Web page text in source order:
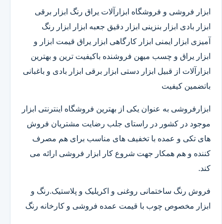
ابزار فروشی و فروشگاه ابزارآلات یراق رنگ ابزار برقی
ابزار بادی ابزار بنزینی ابزار دقیق​ جعبه ابزار ابزار رنگ
آمیزی ابزار ایمنی ابزار کارگاهی ابزار یراق قیمت ابزار و
ابزار یراق و چسب میهن فروشنده باکیفیت ترین و بهترین
ابزارآلات از قبیل ابزار دستی ابزار برقی ابزار بادی و باغبانی
باتضمین کیفیت
ابزارفروشی به عنوان یکی از بهترین فروشگاه اینترنتی ابزار
موجود در کشور در راستای جلب رضایت مشتریان فروش
های تکی و عمده با تخفیف های مناسب برای هم مصرف
کننده و هم همکار جهت شروع کار ابزار فروشی ارائه می
کند.
فروش رنگ ساختمانی روغنی و اکریلیک و پلاستیک.رنگ و
ابزار مخصوص چوب با قیمت عمده فروشی و کارخانه رنگ